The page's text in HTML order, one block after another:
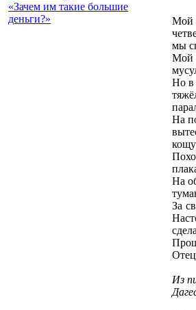
«Зачем им такие большие
деньги?»
Мой
мы
Мой
Но в
На
На
За
Из